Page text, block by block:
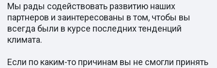
Мы рады содействовать развитию наших
партнеров и заинтересованы в том, чтобы вы
всегда были в курсе последних тенденций
климата.
Если по каким-то причинам вы не смогли принять